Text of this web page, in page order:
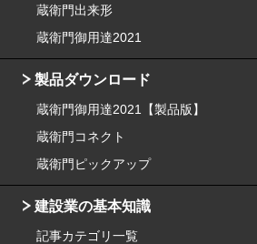
蔵衛門出来形
蔵衛門御用達2021
製品ダウンロード
蔵衛門御用達2021【製品版】
蔵衛門コネクト
蔵衛門ピックアップ
建設業の基本知識
記事カテゴリ一覧